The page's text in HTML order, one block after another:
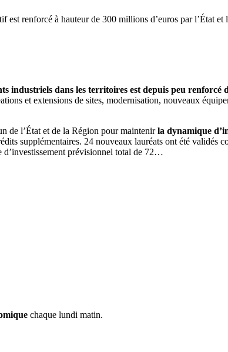
est renforcé à hauteur de 300 millions d’euros par l’État
industriels dans les territoires est depuis peu
et extensions de sites, modernisation, nouveaux
de l’État et de la Région pour maintenirla dynamique
supplémentaires. 24 nouveaux lauréats ont été validés
d’investissement prévisionnel total de 72…
chaque lundi matin.